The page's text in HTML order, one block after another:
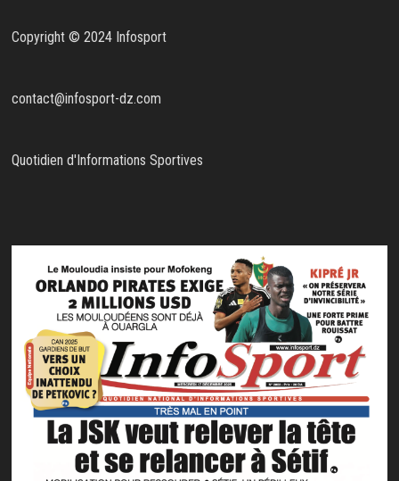
Copyright © 2024 Infosport
contact@infosport-dz.com
Quotidien d'Informations Sportives